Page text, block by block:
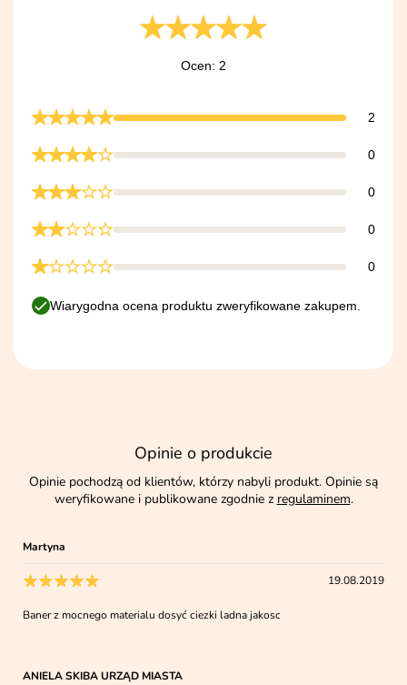
Ocen: 2
2
0
0
0
0
Wiarygodna ocena produktu zweryfikowane zakupem.
Opinie o produkcie
Opinie pochodzą od klientów, którzy nabyli produkt. Opinie są
weryfikowane i publikowane zgodnie z regulaminem.
Martyna
19.08.2019
Baner z mocnego materialu dosyć ciezki ladna jakosc
ANIELA SKIBA URZĄD MIASTA